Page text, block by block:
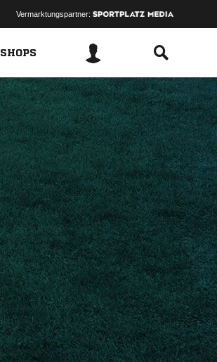
Vermarktungspartner:
SHOPS